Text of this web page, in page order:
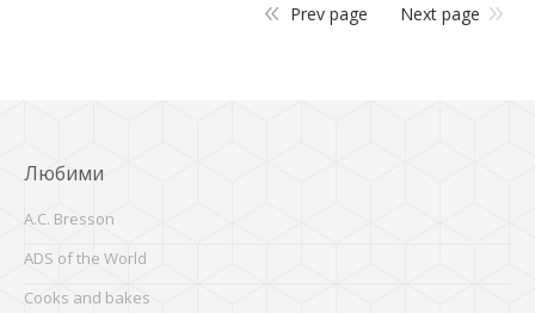
Prev page
Next page
Любими
A.C. Bresson
ADS of the World
Cooks and bakes